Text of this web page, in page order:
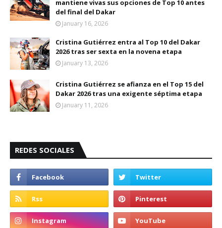
mantiene vivas sus opciones de Top 10 antes
del final del Dakar
January 16, 2026
Cristina Gutiérrez entra al Top 10 del Dakar
2026 tras ser sexta en la novena etapa
January 13, 2026
Cristina Gutiérrez se afianza en el Top 15 del
Dakar 2026 tras una exigente séptima etapa
January 11, 2026
REDES SOCIALES